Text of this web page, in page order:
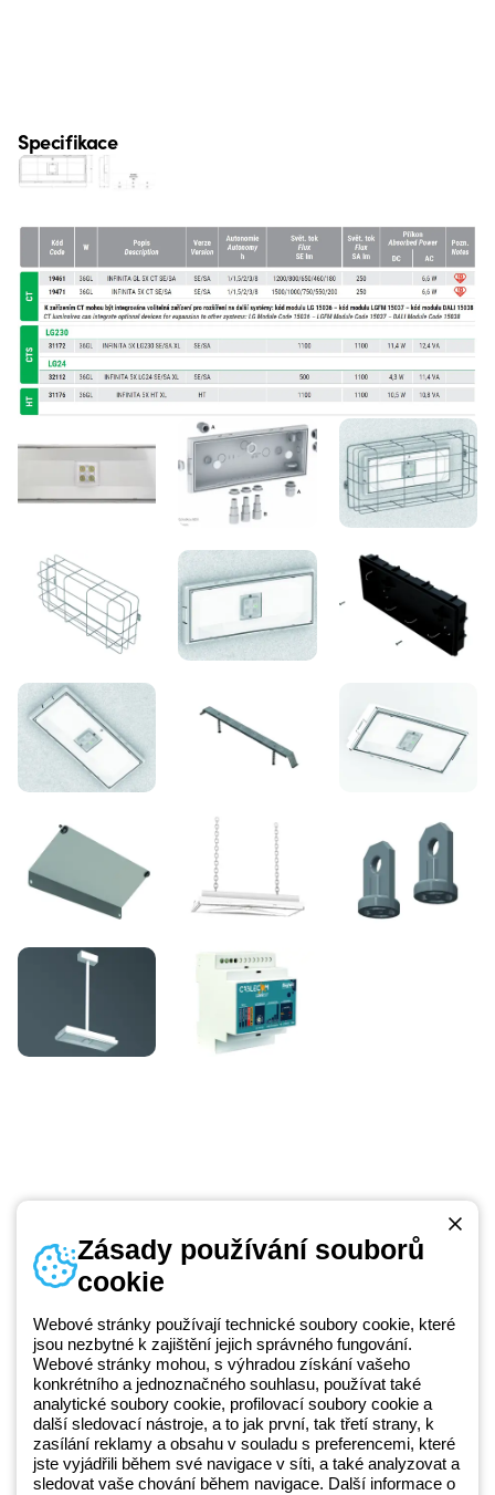
Specifikace
Beghelli je součástí GEWISS Group od roku 2025 a jeho ekosystému
GEWISS LightZone, kde vyvíjíme propojená světelná řešení, která
transformují komplexitu do jednoduchosti a podporují profesionály a
koncové zákazníky v uspokojování jejich potřeb.Zjistěte více o
Telefonní číslo
+420 531 014 111
Zásady používání souborů
cookie
Webové stránky používají technické soubory cookie, které
jsou nezbytné k zajištění jejich správného fungování.
Webové stránky mohou, s výhradou získání vašeho
konkrétního a jednoznačného souhlasu, používat také
analytické soubory cookie, profilovací soubory cookie a
další sledovací nástroje, a to jak první, tak třetí strany, k
zasílání reklamy a obsahu v souladu s preferencemi, které
jste vyjádřili během své navigace v síti, a také analyzovat a
sledovat vaše chování během navigace. Další informace o